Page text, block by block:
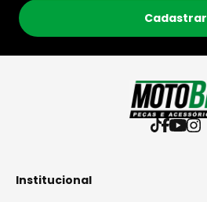
Cadastrar
Institucional